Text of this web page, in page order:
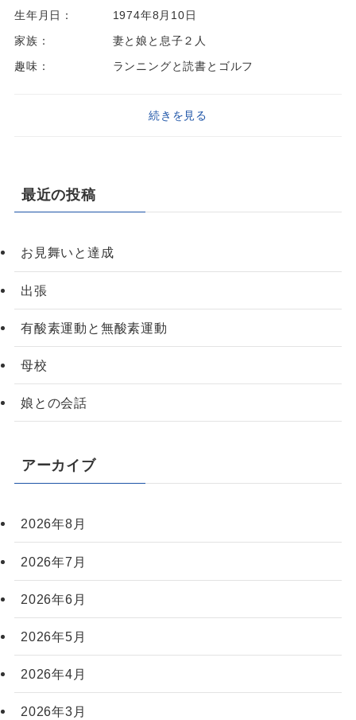
生年月日：
1974年8月10日
家族：
妻と娘と息子２人
趣味：
ランニングと読書とゴルフ
続きを見る
最近の投稿
お見舞いと達成
出張
有酸素運動と無酸素運動
母校
娘との会話
アーカイブ
2026年8月
2026年7月
2026年6月
2026年5月
2026年4月
2026年3月